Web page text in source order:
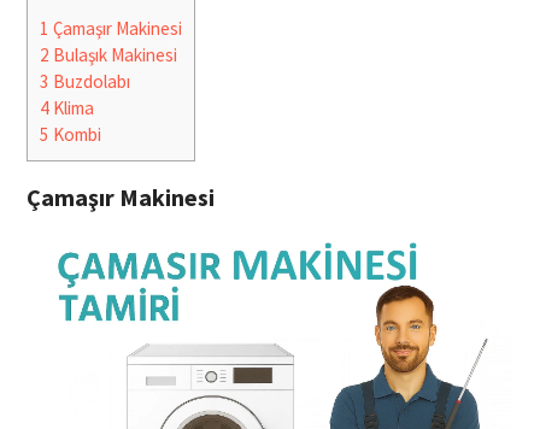
1 Çamaşır Makinesi
2 Bulaşık Makinesi
3 Buzdolabı
4Klima
5 Kombi
Çamaşır Makinesi